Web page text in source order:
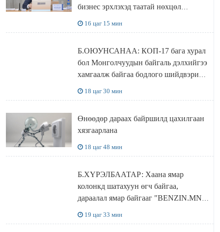
бизнес эрхлэхэд таатай нөхцөл
16 цаг 15 мин
Б.ОЮУНСАНАА: КОП-17 бага хурал
бол Монголчуудын байгаль дэлхийгээ
хамгаалж байгаа бодлого шийдвэрийг
18 цаг 30 мин
Өнөөдөр дараах байршилд цахилгаан
хязгаарлана
18 цаг 48 мин
Б.ХҮРЭЛБААТАР: Хаана ямар
колонкд шатахуун өгч байгаа,
дараалал ямар байгааг "BENZIN.MN”
19 цаг 33 мин